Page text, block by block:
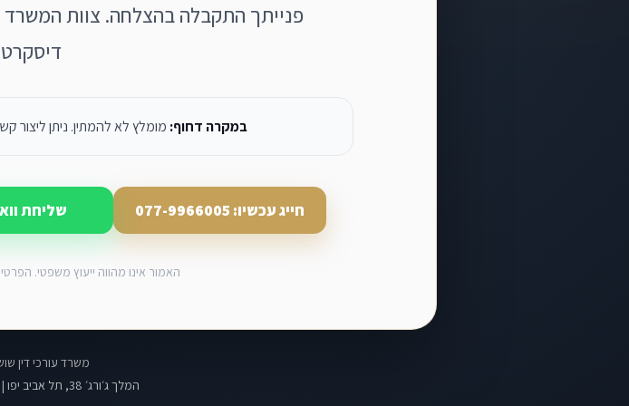
פנייתך התקבלה בהצלחה. צוות
במקרה דחוף: מומלץ לא להמתין. ניתן ליצור
חייג עכשיו: 077-9966005 שליחת
האמור אינו מהווה ייעוץ משפטי.
משרד עורכי דין
המלך ג׳ורג׳ 38, תל אביב יפו | shoshi@bn-law.net